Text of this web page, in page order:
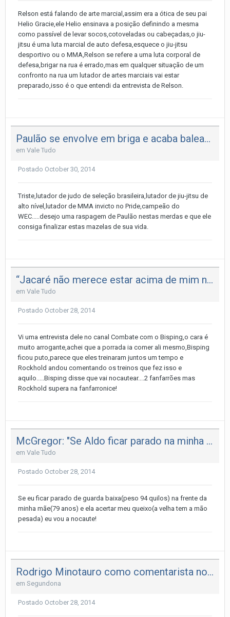
Relson está falando de arte marcial,assim era a ótica de seu pai
Helio Gracie,ele Helio ensinava a posição definindo a mesma
como passível de levar socos,cotoveladas ou cabeçadas,o jiu-
jitsu é uma luta marcial de auto defesa,esquece o jiu-jitsu
desportivo ou o MMA,Relson se refere a uma luta corporal de
defesa,brigar na rua é errado,mas em qualquer situação de um
confronto na rua um lutador de artes marciais vai estar
preparado,isso é o que entendi da entrevista de Relson.
Paulão se envolve em briga e acaba baleado no Rio
em Vale Tudo
Postado October 30, 2014
Triste,lutador de judo de seleção brasileira,lutador de jiu-jitsu de
alto nível,lutador de MMA invicto no Pride,campeão do
WEC.....desejo uma raspagem de Paulão nestas merdas e que ele
consiga finalizar estas mazelas de sua vida.
“Jacaré não merece estar acima de mim no ranking”, diz Rockhold
em Vale Tudo
Postado October 28, 2014
Vi uma entrevista dele no canal Combate com o Bisping,o cara é
muito arrogante,achei que a porrada ia comer ali mesmo,Bisping
ficou puto,parece que eles treinaram juntos um tempo e
Rockhold andou comentando os treinos que fez isso e
aquilo.....Bisping disse que vai nocautear....2 fanfarrões mas
Rockhold supera na fanfarronice!
McGregor: "Se Aldo ficar parado na minha frente, a luta acabará rá
em Vale Tudo
Postado October 28, 2014
Se eu ficar parado de guarda baixa(peso 94 quilos) na frente da
minha mãe(79 anos) e ela acertar meu queixo(a velha tem a mão
pesada) eu vou a nocaute!
Rodrigo Minotauro como comentarista no UFC 179
em Segundona
Postado October 28, 2014